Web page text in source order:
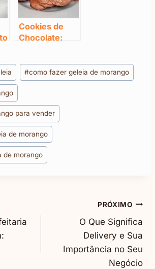
Cookies de
Chocolate:
#como fazer geleia de morango
para vender
de morango
de morango
PRÓXIMO
O Que Significa
Delivery e Sua
Importância no Seu
Negócio